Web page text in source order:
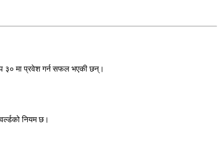
टप ३० मा प्रवेश गर्न सफल भएकी छन्।
नियम छ।